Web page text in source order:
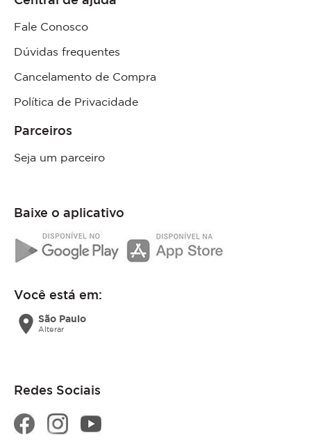
Fale Conosco
Dúvidas frequentes
Cancelamento de Compra
Política de Privacidade
Parceiros
Seja um parceiro
Baixe o aplicativo
Você está em:
location_on São Paulo
Alterar
Redes Sociais